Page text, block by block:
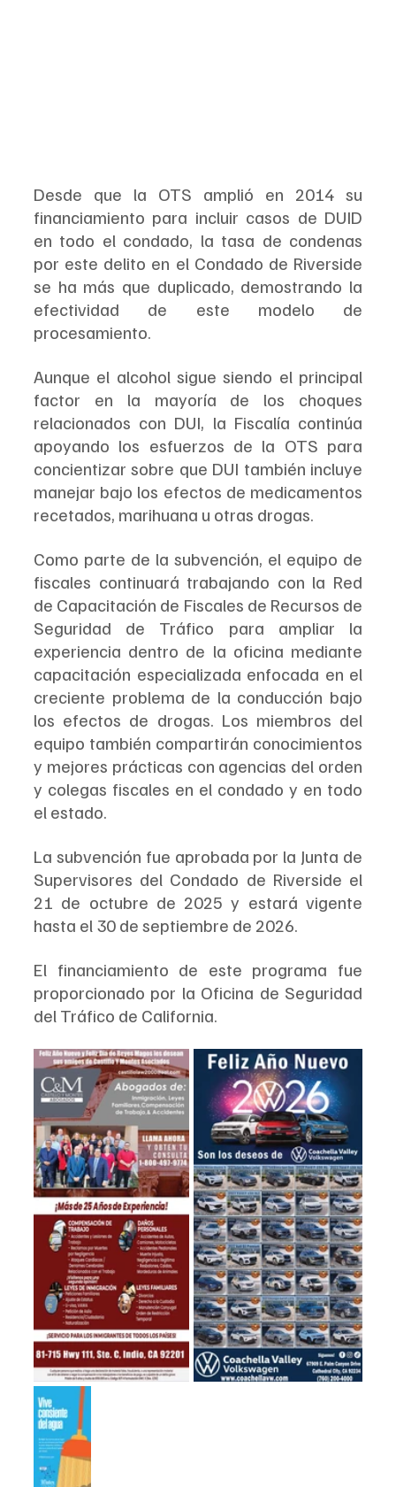
Desde que la OTS amplió en 2014 su
financiamiento para incluir casos de DUID
en todo el condado, la tasa de condenas
por este delito en el Condado de Riverside
se ha más que duplicado, demostrando la
efectividad de este modelo de
procesamiento.
Aunque el alcohol sigue siendo el principal
factor en la mayoría de los choques
relacionados con DUI, la Fiscalía continúa
apoyando los esfuerzos de la OTS para
concientizar sobre que DUI también incluye
manejar bajo los efectos de medicamentos
recetados, marihuana u otras drogas.
Como parte de la subvención, el equipo de
fiscales continuará trabajando con la Red
de Capacitación de Fiscales de Recursos de
Seguridad de Tráfico para ampliar la
experiencia dentro de la oficina mediante
capacitación especializada enfocada en el
creciente problema de la conducción bajo
los efectos de drogas. Los miembros del
equipo también compartirán conocimientos
y mejores prácticas con agencias del orden
y colegas fiscales en el condado y en todo
el estado.
La subvención fue aprobada por la Junta de
Supervisores del Condado de Riverside el
21 de octubre de 2025 y estará vigente
hasta el 30 de septiembre de 2026.
El financiamiento de este programa fue
proporcionado por la Oficina de Seguridad
del Tráfico de California.